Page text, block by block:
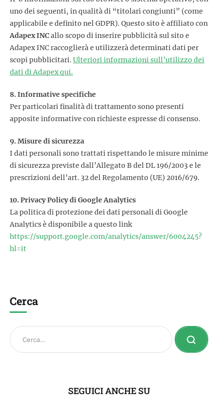
uno dei seguenti, in qualità di “titolari congiunti” (come
applicabile e definito nel GDPR). Questo sito è affiliato con
Adapex INCallo scopo di inserire pubblicità sul sito e
Adapex INC raccoglierà e utilizzerà determinati dati per
scopi pubblicitari. Ulteriori informazioni sull’utilizzo dei
dati di Adapex qui.
8. Informative specifiche
Per particolari finalità di trattamento sono presenti
apposite informative con richieste espresse di consenso.
9. Misure di sicurezza
I dati personali sono trattati rispettando le misure minime
di sicurezza previste dall’Allegato B del DL 196/2003 e le
prescrizioni dell’art. 32 del Regolamento (UE) 2016/679.
10. Privacy Policy di Google Analytics
La politica di protezione dei dati personali di Google
Analytics è disponibile a questo link
https://support.google.com/analytics/answer/6004245?
hl=it
Cerca
SEGUICI ANCHE SU